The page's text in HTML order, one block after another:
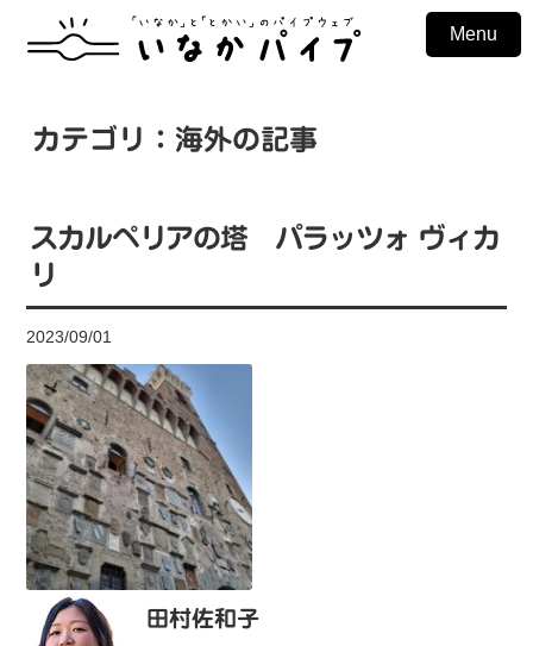
Menu
カテゴリ：海外の記事
スカルペリアの塔 パラッツォ ヴィカ
リ
2023/09/01
田村佐和子